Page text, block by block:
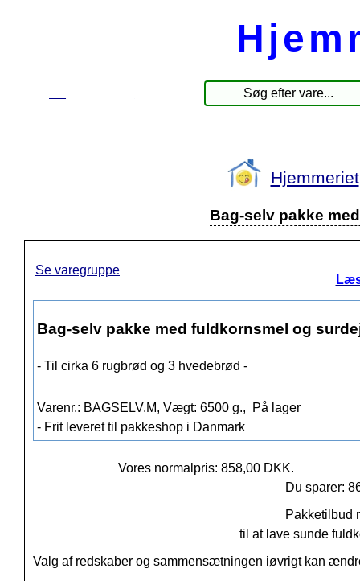
Hjemmeriet
Bag-selv pakke
Se varegruppe
Bag-selv pakke med fuldkornsmel og
- Til cirka 6 rugbrød og 3 hvedebrød -
Varenr.: BAGSELV.M, Vægt: 6500 g.,
På lager
- Frit leveret til pakkeshop i Danmark
Vores normalpris: 858,00 DKK.
Du sparer:
Pakketilbud
til at lave sunde
Valg af redskaber og sammensætningen iøvrigt kan